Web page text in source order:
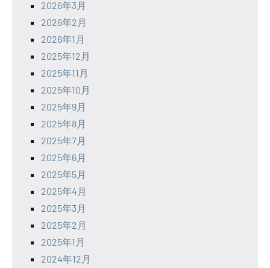
2026年3月
2026年2月
2026年1月
2025年12月
2025年11月
2025年10月
2025年9月
2025年8月
2025年7月
2025年6月
2025年5月
2025年4月
2025年3月
2025年2月
2025年1月
2024年12月